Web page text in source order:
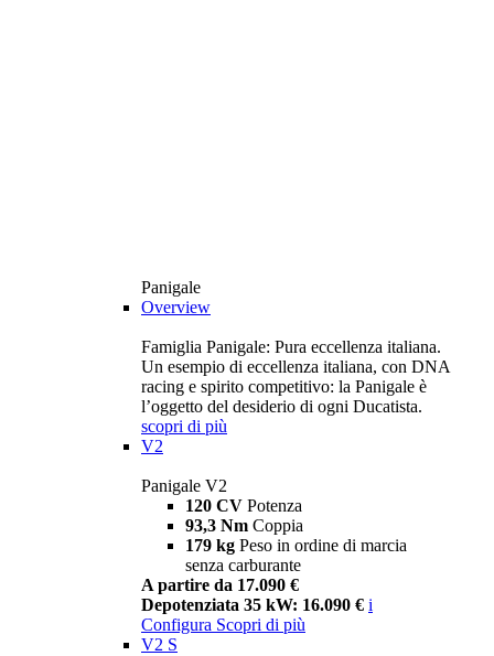
Panigale
Overview
Famiglia Panigale: Pura eccellenza italiana.
Un esempio di eccellenza italiana, con DNA
racing e spirito competitivo: la Panigale è
l’oggetto del desiderio di ogni Ducatista.
scopri di più
V2
Panigale V2
120 CV Potenza
93,3 Nm Coppia
179 kg Peso in ordine di marcia
senza carburante
A partire da 17.090 €
Depotenziata 35 kW: 16.090 € i
Configura Scopri di più
V2 S